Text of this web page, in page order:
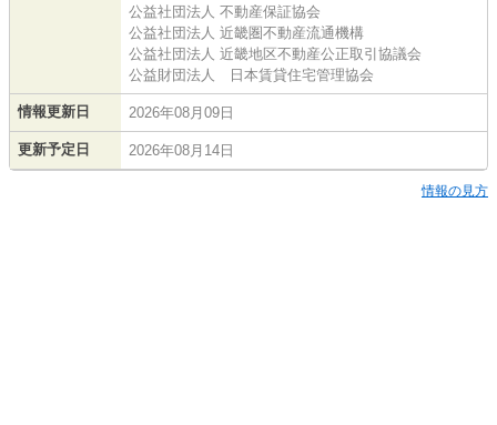
公益社団法人 不動産保証協会
公益社団法人 近畿圏不動産流通機構
公益社団法人 近畿地区不動産公正取引協議会
公益財団法人 日本賃貸住宅管理協会
情報更新日 2026年08月09日
更新予定日 2026年08月14日
情報の見方